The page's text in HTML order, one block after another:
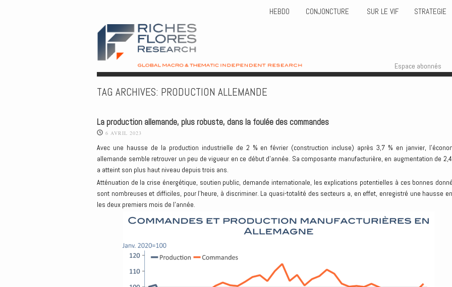
HEBDO CONJONCTURE SUR LE VIF STRATEGIE
Menu
Skip to content
Espace abonnés
TAG ARCHIVES: PRODUCTION ALLEMANDE
La production allemande, plus robuste, dans la foulée des commandes
6 AVRIL 2023
Avec une hausse de la production industrielle de 2 % en février (construction incluse) après 3,7 % en janvier,
allemande semble retrouver un peu de vigueur en ce début d’année. Sa composante manufacturière, en augmentation de
a atteint son plus haut niveau depuis trois ans.
Atténuation de la crise énergétique, soutien public, demande internationale, les explications potentielles à ces bonnes
sont nombreuses et difficiles, pour l’heure, à discriminer. La quasi-totalité des secteurs a, en effet, enregistré une hausse
les deux premiers mois de l’année.